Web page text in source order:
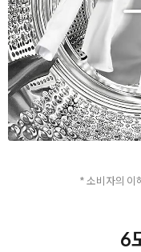
* 소비자의 이
6